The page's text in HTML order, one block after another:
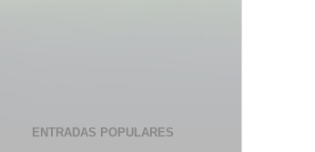
ENTRADAS POPULARES